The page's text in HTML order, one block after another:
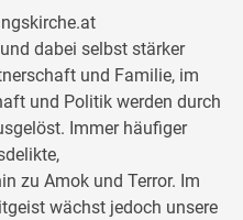
dabei selbst stärker
und Familie, im
und Politik werden durch
Immer häufiger
zu Amok und Terror. Im
wächst jedoch unsere